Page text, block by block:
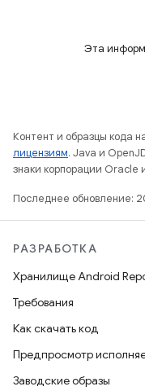
Эта
Контент и образцы кода
лицензиям. Java и
знаки корпорации
Последнее обновление:
РАЗРАБОТКА
Хранилище Android
Требования
Как скачать код
Предпросмотр
Заводские образы